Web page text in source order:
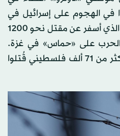
الهجوم على إسرائيل في
السابع من أكتوبر 2023، الذي أسفر عن مقتل نحو 1200
الحرب على «حماس» في غزة.
وتقول سلطات غزة إن أكثر من 71 ألف فلسطيني قُتلوا